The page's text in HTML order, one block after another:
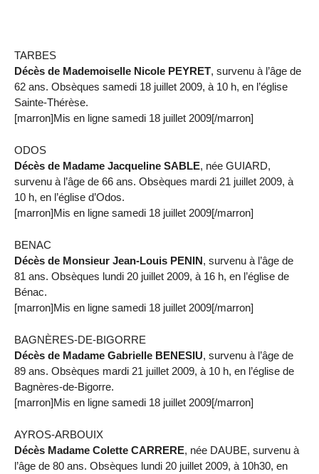
TARBES
Décès de Mademoiselle Nicole PEYRET, survenu à l’âge de
62 ans. Obsèques samedi 18 juillet 2009, à 10 h, en l’église
Sainte-Thérèse.
[marron]Mis en ligne samedi 18 juillet 2009[/marron]
ODOS
Décès de Madame Jacqueline SABLE, née GUIARD,
survenu à l’âge de 66 ans. Obsèques mardi 21 juillet 2009, à
10 h, en l’église d’Odos.
[marron]Mis en ligne samedi 18 juillet 2009[/marron]
BENAC
Décès de Monsieur Jean-Louis PENIN, survenu à l’âge de
81 ans. Obsèques lundi 20 juillet 2009, à 16 h, en l’église de
Bénac.
[marron]Mis en ligne samedi 18 juillet 2009[/marron]
BAGNÈRES-DE-BIGORRE
Décès de Madame Gabrielle BENESIU, survenu à l’âge de
89 ans. Obsèques mardi 21 juillet 2009, à 10 h, en l’église de
Bagnères-de-Bigorre.
[marron]Mis en ligne samedi 18 juillet 2009[/marron]
AYROS-ARBOUIX
Décès Madame Colette CARRERE, née DAUBE, survenu à
l’âge de 80 ans. Obsèques lundi 20 juillet 2009, à 10h30, en